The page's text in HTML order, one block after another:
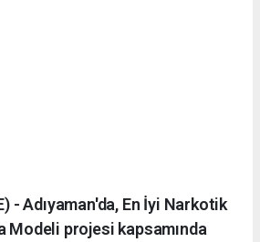
- Adıyaman'da, En İyi Narkotik
Modeli projesi kapsamında